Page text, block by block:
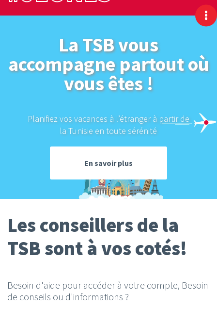
La TSB vous
accompagne partout où
vous êtes !
Planifiez vos vacances à l’étranger à partir de
la Tunisie en toute sérénité
En savoir plus
Les conseillers de la
TSB sont à vos cotés!
Besoin d'aide pour accéder à votre compte, Besoin
de conseils ou d'informations ?